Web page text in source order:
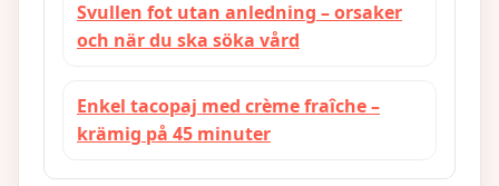
Svullen fot utan anledning – orsaker
och när du ska söka vård
Enkel tacopaj med crème fraîche –
krämig på 45 minuter